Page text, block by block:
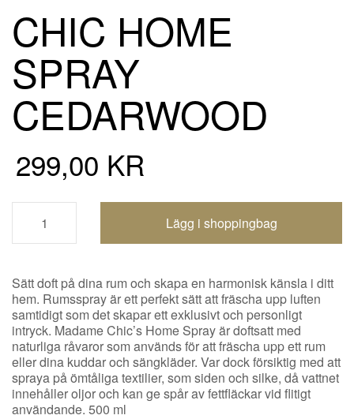
CHIC HOME
SPRAY
CEDARWOOD
299,00 KR
Shoppingbagen uppdaterad
Sätt doft på dina rum och skapa en harmonisk känsla i ditt
hem. Rumsspray är ett perfekt sätt att fräscha upp luften
samtidigt som det skapar ett exklusivt och personligt
intryck. Madame Chic’s Home Spray är doftsatt med
naturliga råvaror som används för att fräscha upp ett rum
eller dina kuddar och sängkläder. Var dock försiktig med att
spraya på ömtåliga textilier, som siden och silke, då vattnet
innehåller oljor och kan ge spår av fettfläckar vid flitigt
användande. 500 ml